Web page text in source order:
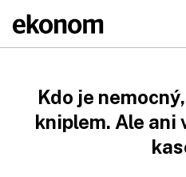
Kdo je
kniplem. Ale ani